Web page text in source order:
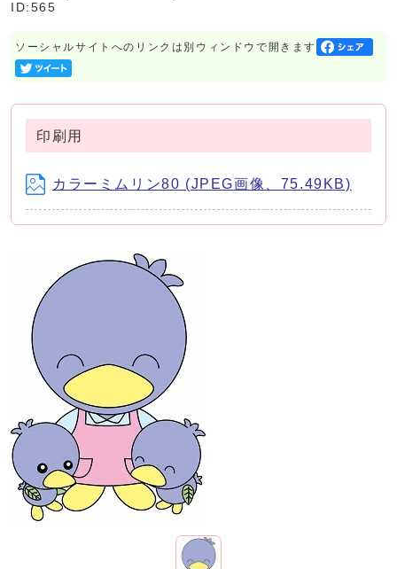
ID:565
ソーシャルサイトへのリンクは別ウィンドウで開きます
印刷用
カラーミムリン80 (JPEG画像、75.49KB)